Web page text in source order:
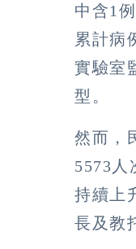
中含1
累計病
實驗室
型。
然而，
5573人
持續上
長及教